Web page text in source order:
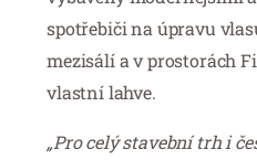
spotřebiči na úpravu
mezisálí a v prostorách
vlastní lahve.
„Pro celý stavební trh i